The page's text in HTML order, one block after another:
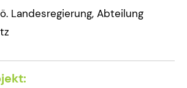
Landesregierung, Abteilung